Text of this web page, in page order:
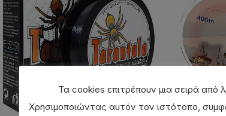
Τα cookies επιτρέπουν μια σειρά από
Χρησιμοποιώντας αυτόν τον ιστότοπο,